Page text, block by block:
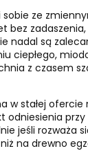
sobie ze
bez
nadal są
ciepłego,
z czasem
w stałej ofercie
odniesienia
jeśli rozważa
na drewno